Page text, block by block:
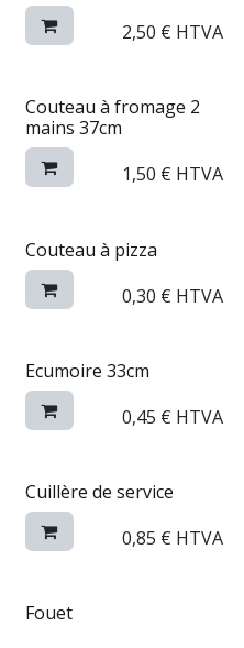
2,50 € HTVA
Couteau à fromage 2
mains 37cm
1,50 € HTVA
Couteau à pizza
0,30 € HTVA
Ecumoire 33cm
0,45 € HTVA
Cuillère de service
0,85 € HTVA
Fouet